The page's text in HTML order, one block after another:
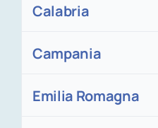
Calabria
Campania
Emilia Romagna